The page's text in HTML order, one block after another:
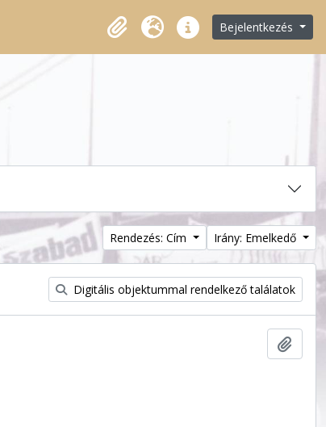
VágólapNyelv Gyorshivatkozások
Bejelentkezés
Rendezés: Cím Irány: Emelkedő
Digitális objektummal rendelkező találatok